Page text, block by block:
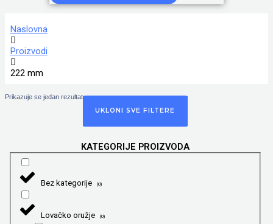
Naslovna
Proizvodi
222 mm
Prikazuje se jedan rezultat
UKLONI SVE FILTERE
KATEGORIJE PROIZVODA
Bez kategorije (0)
Lovačko oružje (0)